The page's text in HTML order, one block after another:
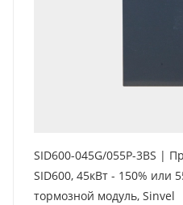
SID600-045G/055P-3BS |
SID600, 45кВт - 150% или
тормозной модуль, Sinvel